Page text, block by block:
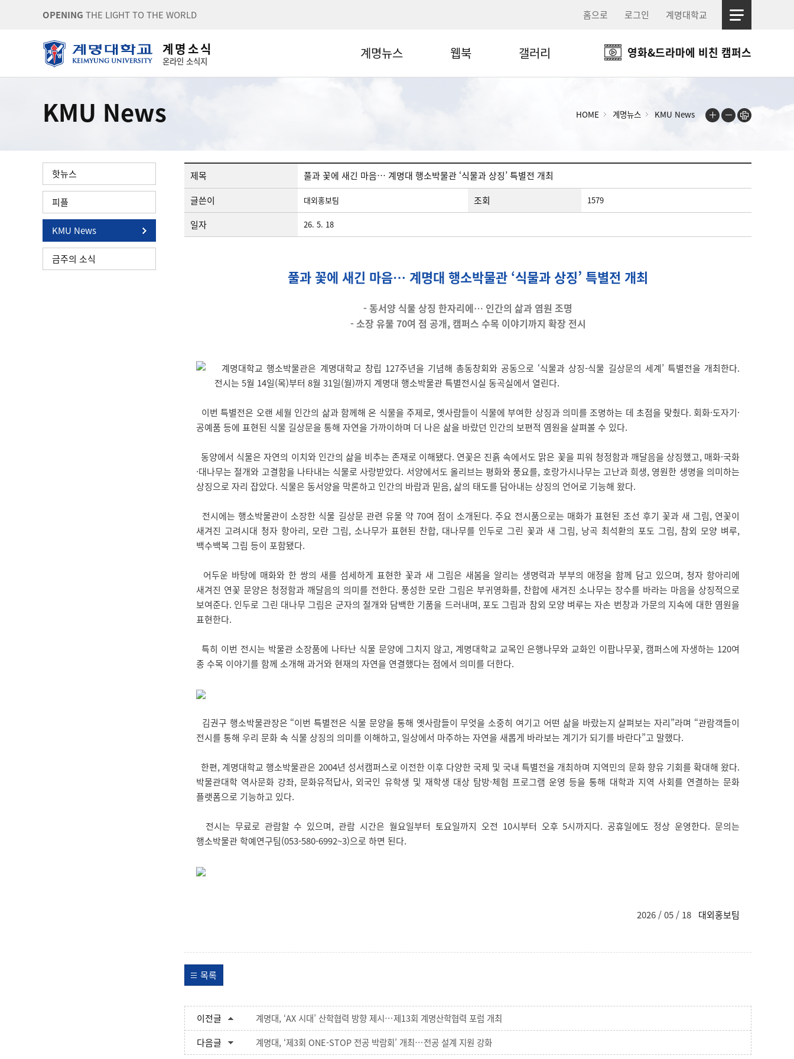
OPENING THE LIGHT TO THE WORLD 홈으로 로그인 계명대학교
계 명 소 식
온라인 소식지 계명뉴스 웹북 갤러리 영화&드라마에 비친 캠퍼스
KMU News HOME 계명뉴스 KMU News
핫뉴스
피플
KMU News
금주의 소식
제목
풀과 꽃에 새긴 마음… 계명대 행소박물관 ‘식물과 상징’ 특별전 개최
글쓴이
대외홍보팀 조회 1579
일자 26. 5. 18
풀과 꽃에 새긴 마음… 계명대 행소박물관 ‘식물과 상징’ 특별전 개최
- 동서양 식물 상징 한자리에… 인간의 삶과 염원 조명
- 소장 유물 70여 점 공개, 캠퍼스 수목 이야기까지 확장 전시
계명대학교 행소박물관은 계명대학교 창립 127주년을 기념해 총동창회와 공동으로 ‘식물과 상징-식물 길상문의 세계’ 특별전을 개최한다.
전시는 5월 14일(목)부터 8월 31일(월)까지 계명대 행소박물관 특별전시실 동곡실에서 열린다.
이번 특별전은 오랜 세월 인간의 삶과 함께해 온 식물을 주제로, 옛사람들이 식물에 부여한 상징과 의미를 조명하는 데 초점을 맞췄다. 회화·도자기·
공예품 등에 표현된 식물 길상문을 통해 자연을 가까이하며 더 나은 삶을 바랐던 인간의 보편적 염원을 살펴볼 수 있다.
동양에서 식물은 자연의 이치와 인간의 삶을 비추는 존재로 이해됐다. 연꽃은 진흙 속에서도 맑은 꽃을 피워 청정함과 깨달음을 상징했고, 매화·국화
·대나무는 절개와 고결함을 나타내는 식물로 사랑받았다. 서양에서도 올리브는 평화와 풍요를, 호랑가시나무는 고난과 희생, 영원한 생명을 의미하는
상징으로 자리 잡았다. 식물은 동서양을 막론하고 인간의 바람과 믿음, 삶의 태도를 담아내는 상징의 언어로 기능해 왔다.
전시에는 행소박물관이 소장한 식물 길상문 관련 유물 약 70여 점이 소개된다. 주요 전시품으로는 매화가 표현된 조선 후기 꽃과 새 그림, 연꽃이
새겨진 고려시대 청자 항아리, 모란 그림, 소나무가 표현된 찬합, 대나무를 인두로 그린 꽃과 새 그림, 낭곡 최석환의 포도 그림, 참외 모양 벼루,
백수백복 그림 등이 포함됐다.
어두운 바탕에 매화와 한 쌍의 새를 섬세하게 표현한 꽃과 새 그림은 새봄을 알리는 생명력과 부부의 애정을 함께 담고 있으며, 청자 항아리에
새겨진 연꽃 문양은 청정함과 깨달음의 의미를 전한다. 풍성한 모란 그림은 부귀영화를, 찬합에 새겨진 소나무는 장수를 바라는 마음을 상징적으로
보여준다. 인두로 그린 대나무 그림은 군자의 절개와 담백한 기품을 드러내며, 포도 그림과 참외 모양 벼루는 자손 번창과 가문의 지속에 대한 염원을
표현한다.
특히 이번 전시는 박물관 소장품에 나타난 식물 문양에 그치지 않고, 계명대학교 교목인 은행나무와 교화인 이팝나무꽃, 캠퍼스에 자생하는 120여
종 수목 이야기를 함께 소개해 과거와 현재의 자연을 연결했다는 점에서 의미를 더한다.
김권구 행소박물관장은 “이번 특별전은 식물 문양을 통해 옛사람들이 무엇을 소중히 여기고 어떤 삶을 바랐는지 살펴보는 자리”라며 “관람객들이
전시를 통해 우리 문화 속 식물 상징의 의미를 이해하고, 일상에서 마주하는 자연을 새롭게 바라보는 계기가 되기를 바란다”고 말했다.
한편, 계명대학교 행소박물관은 2004년 성서캠퍼스로 이전한 이후 다양한 국제 및 국내 특별전을 개최하며 지역민의 문화 향유 기회를 확대해 왔다.
박물관대학 역사문화 강좌, 문화유적답사, 외국인 유학생 및 재학생 대상 탐방·체험 프로그램 운영 등을 통해 대학과 지역 사회를 연결하는 문화
플랫폼으로 기능하고 있다.
전시는 무료로 관람할 수 있으며, 관람 시간은 월요일부터 토요일까지 오전 10시부터 오후 5시까지다. 공휴일에도 정상 운영한다. 문의는
행소박물관 학예연구팀(053-580-6992~3)으로 하면 된다.
2026 / 05 / 18 대외홍보팀
목록
이전글
계명대, ‘AX 시대’ 산학협력 방향 제시…제13회 계명산학협력 포럼 개최
다음글
계명대, ‘제3회 ONE-STOP 전공 박람회’ 개최…전공 설계 지원 강화